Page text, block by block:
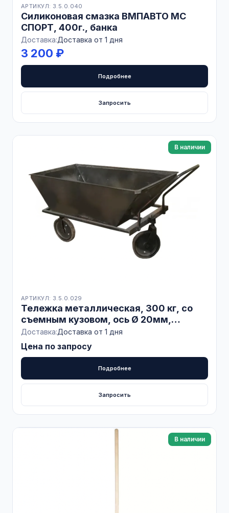
АРТИКУЛ: 3.5.0.040
Силиконовая смазка ВМПАВТО МС
СПОРТ, 400г., банка
Доставка:Доставка от 1 дня
3 200 ₽
Подробнее
Запросить
В наличии
АРТИКУЛ: 3.5.0.029
Тележка металлическая, 300 кг, со
съемным кузовом, ось Ø 20мм,
БЕЛАРУСЬ
Доставка:Доставка от 1 дня
Цена по запросу
Подробнее
Запросить
В наличии